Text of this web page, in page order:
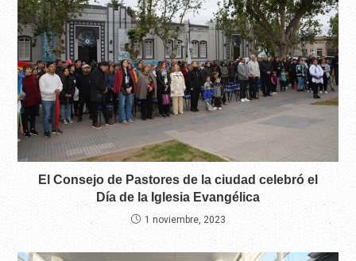
El Consejo de Pastores de la ciudad celebró el
Día de la Iglesia Evangélica
1 noviembre, 2023